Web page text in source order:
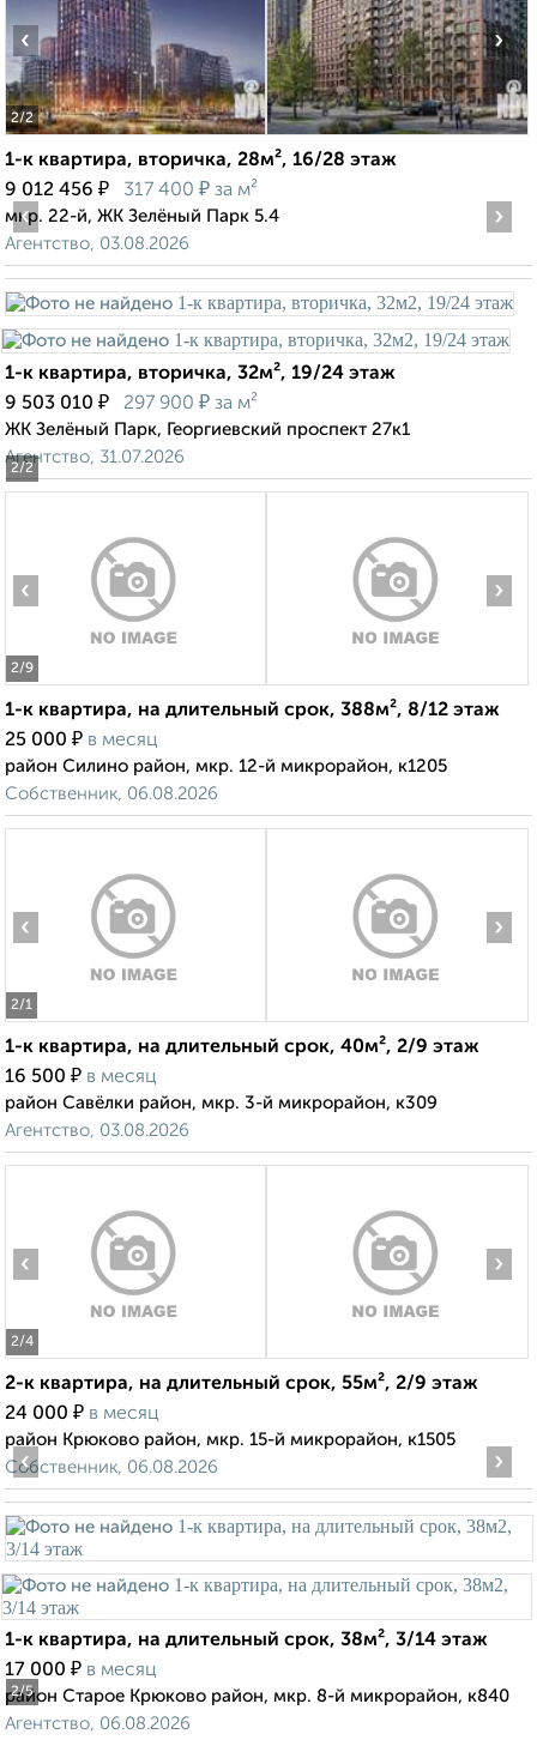
2/2
‹ ›
1-к квартира, вторичка, 28м², 16/28 этаж
9 012 456 ₽ 317 400 ₽ за м²
мкр. 22-й, ЖК Зелёный Парк 5.4
Агентство, 03.08.2026
2/2
‹ ›
1-к квартира, вторичка, 32м², 19/24 этаж
9 503 010 ₽ 297 900 ₽ за м²
ЖК Зелёный Парк, Георгиевский проспект 27к1
Агентство, 31.07.2026
2/9
‹ ›
1-к квартира, на длительный срок, 388м², 8/12 этаж
25 000 ₽ в месяц
район Силино район, мкр. 12-й микрорайон, к1205
Собственник, 06.08.2026
2/1
‹ ›
1-к квартира, на длительный срок, 40м², 2/9 этаж
16 500 ₽ в месяц
район Савёлки район, мкр. 3-й микрорайон, к309
Агентство, 03.08.2026
2/4
‹ ›
2-к квартира, на длительный срок, 55м², 2/9 этаж
24 000 ₽ в месяц
район Крюково район, мкр. 15-й микрорайон, к1505
Собственник, 06.08.2026
2/5
‹ ›
1-к квартира, на длительный срок, 38м², 3/14 этаж
17 000 ₽ в месяц
район Старое Крюково район, мкр. 8-й микрорайон, к840
Агентство, 06.08.2026